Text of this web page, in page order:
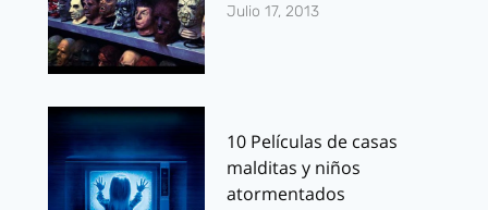
Julio 17, 2013
10 Películas de casas
malditas y niños
atormentados